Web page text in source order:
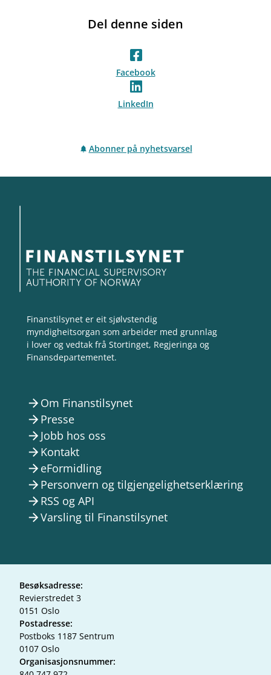
Del denne siden
Facebook
LinkedIn
Abonner på nyhetsvarsel
Finanstilsynet er eit sjølvstendig
myndigheitsorgan som arbeider med grunnlag
i lover og vedtak frå Stortinget, Regjeringa og
Finansdepartementet.
arrow_forward Om Finanstilsynet
arrow_forward Presse
arrow_forward Jobb hos oss
arrow_forward Kontakt
arrow_forward eFormidling
arrow_forward Personvern og tilgjengelighetserklæring
arrow_forward RSS og API
arrow_forwardVarsling til Finanstilsynet
Besøksadresse:
Revierstredet 3
0151 Oslo
Postadresse:
Postboks 1187 Sentrum
0107 Oslo
Organisasjonsnummer: